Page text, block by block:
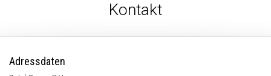
Kontakt
Adressdaten